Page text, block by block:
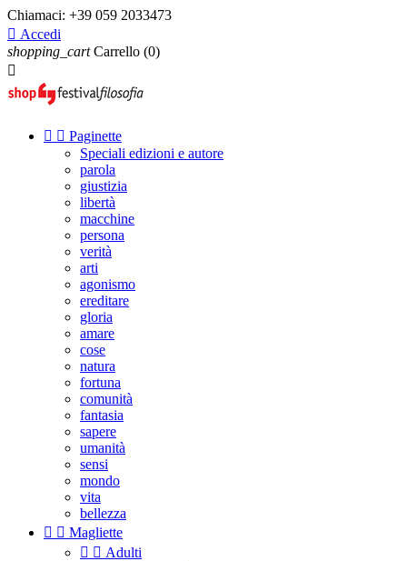
Chiamaci: +39 059 2033473
 Accedi
shopping_cart Carrello (0)

  Paginette
Speciali edizioni e autore
parola
giustizia
libertà
macchine
persona
verità
arti
agonismo
ereditare
gloria
amare
cose
natura
fortuna
comunità
fantasia
sapere
umanità
sensi
mondo
vita
bellezza
  Magliette
  Adulti